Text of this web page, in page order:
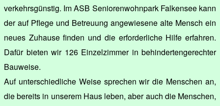
verkehrsgünstig. Im ASB Seniorenwohnpark Falkensee kann
der auf Pflege und Betreuung angewiesene alte Mensch ein
neues Zuhause finden und die erforderliche Hilfe erfahren.
Dafür bieten wir 126 Einzelzimmer in behindertengerechter
Bauweise.
Auf unterschiedliche Weise sprechen wir die Menschen an,
die bereits in unserem Haus leben, aber auch die Menschen,